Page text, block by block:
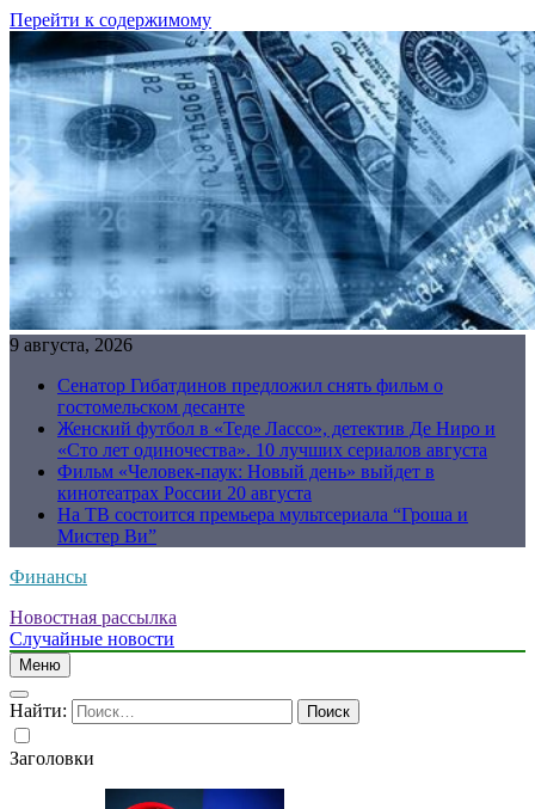
Перейти к содержимому
9 августа, 2026
Сенатор Гибатдинов предложил снять фильм о
гостомельском десанте
Женский футбол в «Теде Лассо», детектив Де Ниро и
«Сто лет одиночества». 10 лучших сериалов августа
Фильм «Человек-паук: Новый день» выйдет в
кинотеатрах России 20 августа
На ТВ состоится премьера мультсериала “Гроша и
Мистер Ви”
Финансы
Новостная рассылка
Случайные новости
Меню
Найти:
Заголовки